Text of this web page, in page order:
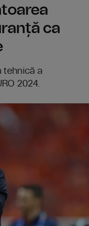
ca
tehnică a
2024.